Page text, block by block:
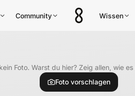
Community Wissen
Foto. Warst du hier? Zeig allen, wie
Foto vorschlagen